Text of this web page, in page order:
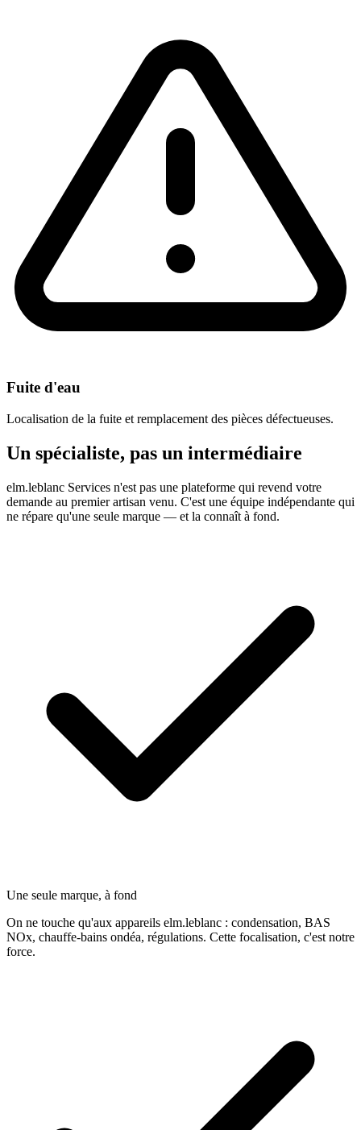
Fuite d'eau
Localisation de la fuite et remplacement des pièces défectueuses.
Un spécialiste, pas un intermédiaire
elm.leblanc Services n'est pas une plateforme qui revend votre
demande au premier artisan venu. C'est une équipe indépendante qui
ne répare qu'une seule marque — et la connaît à fond.
Une seule marque, à fond
On ne touche qu'aux appareils elm.leblanc : condensation, BAS
NOx, chauffe-bains ondéa, régulations. Cette focalisation, c'est notre
force.